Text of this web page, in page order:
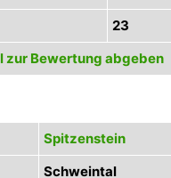
23
zur Bewertung abgeben
Spitzenstein
Schweintal